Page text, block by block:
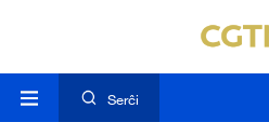
Serĉi